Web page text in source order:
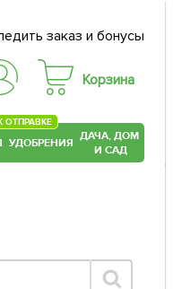
заказ и бонусы
Корзина
ОТПРАВКЕ
УДОБРЕНИЯ ДАЧА, ДОМ
И САД